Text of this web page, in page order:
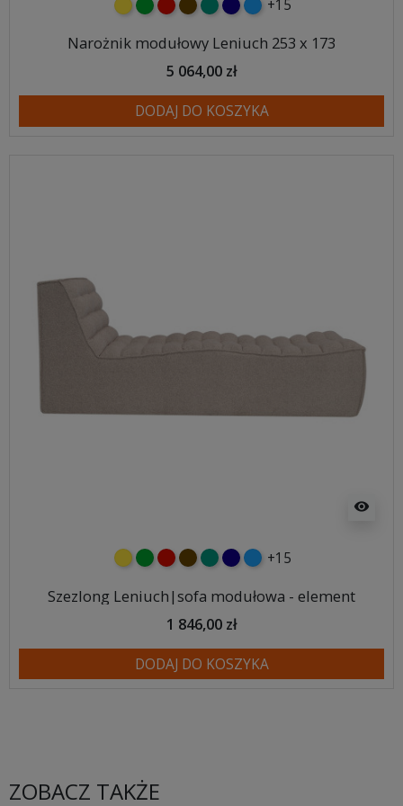
żółtyzielonyczerwony
czekoladowy
turkusowy
granatowy
niebieski
+15
Narożnik modułowy Leniuch 253 x 173
5 064,00 zł
DODAJ DO KOSZYKA
visibility
żółtyzielonyczerwony
czekoladowy
turkusowy
granatowy
niebieski
+15
Szezlong Leniuch|sofa modułowa - element
1 846,00 zł
DODAJ DO KOSZYKA
ZOBACZ TAKŻE